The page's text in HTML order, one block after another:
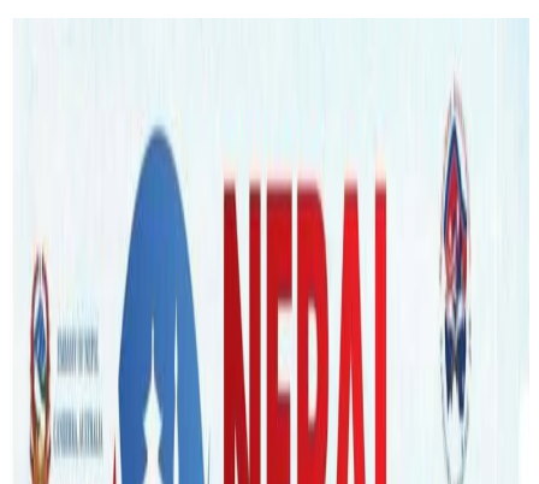
अष्ट्रेलियामा फेयर वर्कको आक्रामक अनुगमन,
कामदार ठग्दा यी व्यवसाय निसानामा !
nepaltube